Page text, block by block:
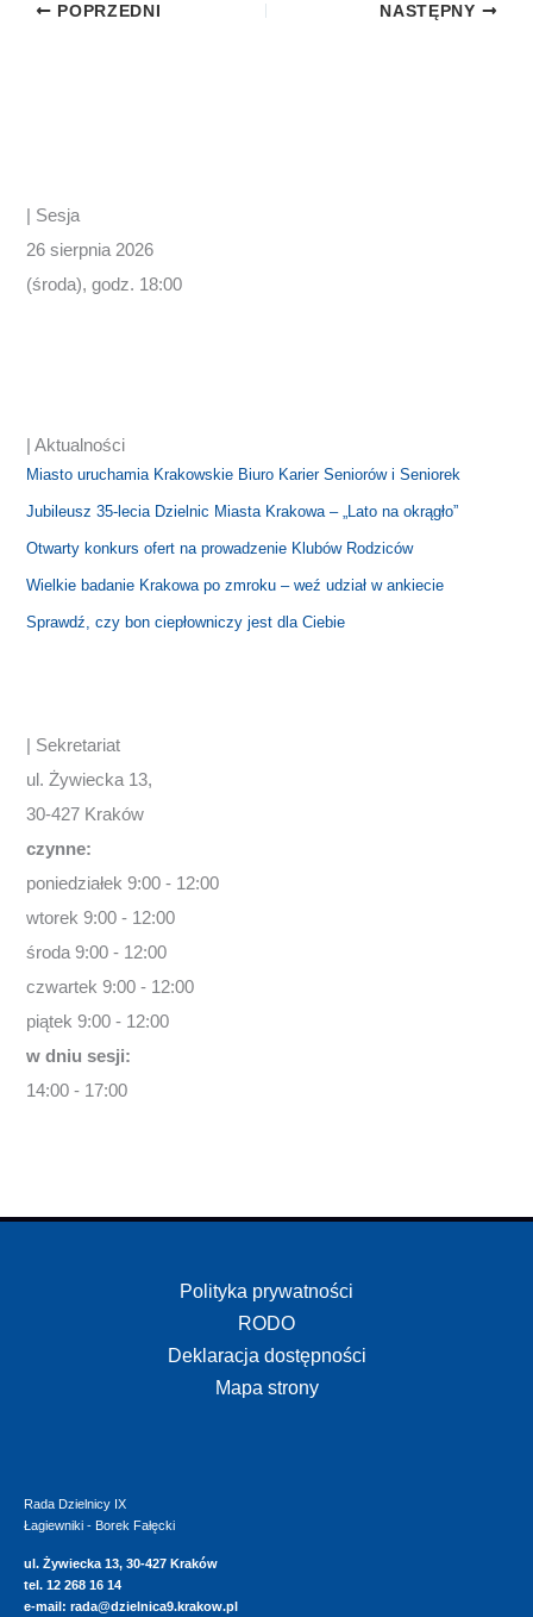
POPRZEDNI NASTĘPNY
| Sesja
26 sierpnia 2026
(środa), godz. 18:00
| Aktualności
Miasto uruchamia Krakowskie Biuro Karier Seniorów i Seniorek
Jubileusz 35-lecia Dzielnic Miasta Krakowa – „Lato na okrągło”
Otwarty konkurs ofert na prowadzenie Klubów Rodziców
Wielkie badanie Krakowa po zmroku – weź udział w ankiecie
Sprawdź, czy bon ciepłowniczy jest dla Ciebie
| Sekretariat
ul. Żywiecka 13,
30-427 Kraków
czynne:
poniedziałek 9:00 - 12:00
wtorek 9:00 - 12:00
środa 9:00 - 12:00
czwartek 9:00 - 12:00
piątek 9:00 - 12:00
w dniu sesji:
14:00 - 17:00
Polityka prywatności
RODO
Deklaracja dostępności
Mapa strony
Rada Dzielnicy IX
Łagiewniki - Borek Fałęcki
ul. Żywiecka 13, 30-427 Kraków
tel. 12 268 16 14
e-mail: rada@dzielnica9.krakow.pl